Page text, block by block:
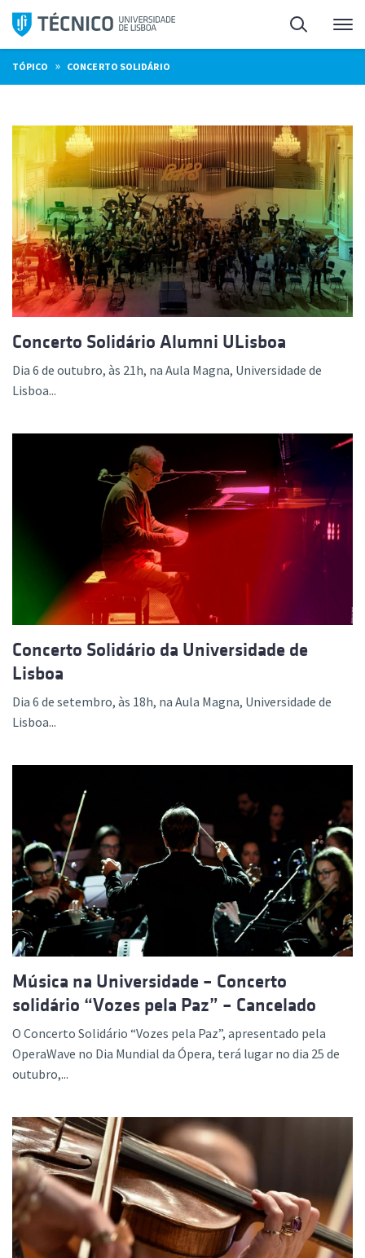
Saltar
para
o
conteúdo
Pesquisa
TÓPICO » CONCERTO SOLIDÁRIO
Concerto Solidário Alumni ULisboa
Dia 6 de outubro, às 21h, na Aula Magna, Universidade de
Lisboa...
Concerto Solidário da Universidade de
Lisboa
Dia 6 de setembro, às 18h, na Aula Magna, Universidade de
Lisboa...
Música na Universidade – Concerto
solidário “Vozes pela Paz” – Cancelado
O Concerto Solidário “Vozes pela Paz”, apresentado pela
OperaWave no Dia Mundial da Ópera, terá lugar no dia 25 de
outubro,...